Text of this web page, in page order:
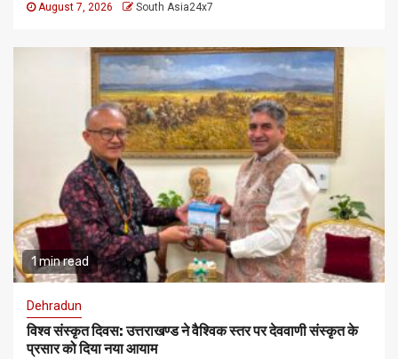
August 7, 2026 South Asia24x7
1 min read
Dehradun
विश्व संस्कृत दिवस: उत्तराखण्ड ने वैश्विक स्तर पर देववाणी संस्कृत के
प्रसार को दिया नया आयाम